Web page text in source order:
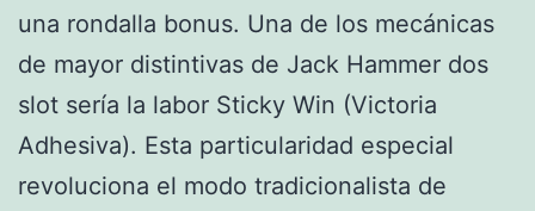
una rondalla bonus. Una de los mecánicas
de mayor distintivas de Jack Hammer dos
slot serí­a la labor Sticky Win (Victoria
Adhesiva). Esta particularidad especial
revoluciona el modo tradicionalista de